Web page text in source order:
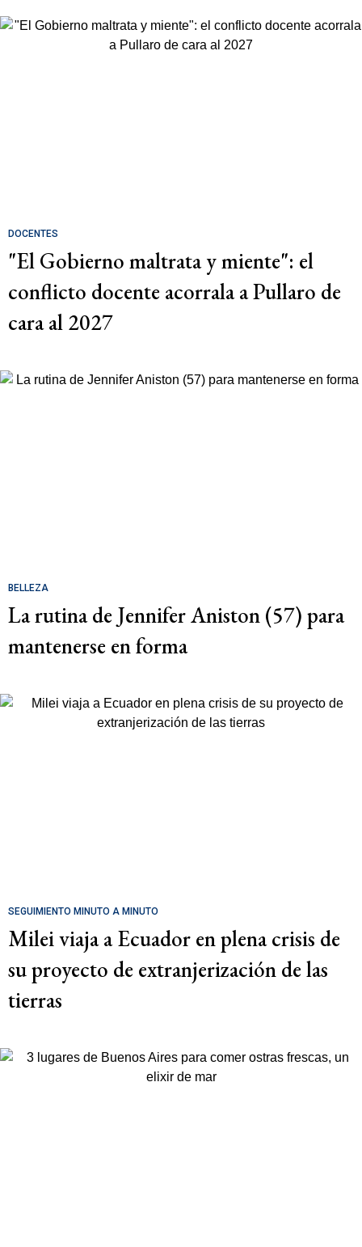
DOCENTES
"El Gobierno maltrata y miente": el
conflicto docente acorrala a Pullaro de
cara al 2027
BELLEZA
La rutina de Jennifer Aniston (57) para
mantenerse en forma
SEGUIMIENTO MINUTO A MINUTO
Milei viaja a Ecuador en plena crisis de
su proyecto de extranjerización de las
tierras